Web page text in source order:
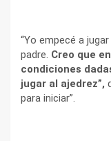
“Yo empecé a
padre. Creo que
condiciones
jugar al ajedrez”,
para iniciar”.